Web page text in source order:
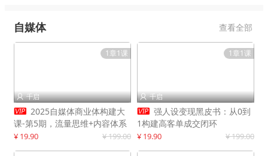
自媒体 查看全部
1章1课
 千启
 2025自媒体商业体构建大
课-第5期，流量思维+内容体系
+变现闭环，打造个人可持续生
¥ 19.90 ¥ 199.00
1章1课
 千启
 强人设变现黑皮书：从0到
1构建高客单成交闭环
¥ 19.90 ¥ 199.00